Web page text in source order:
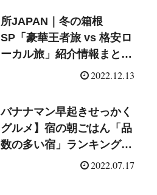
所JAPAN｜冬の箱根
SP「豪華王者旅 vs 格安ロ
ーカル旅」紹介情報まとめ
2022.12.13
バナナマン早起きせっかく
グルメ】宿の朝ごはん「品
数の多い宿」ランキング
2022.07.17